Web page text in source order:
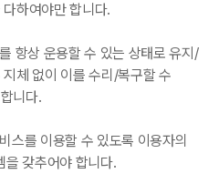
하여야만 합니다.
항상 운용할 수 있는 상태로 유지/
체 없이 이를 수리/복구할 수
니다.
스를 이용할 수 있도록 이용자의
을 갖추어야 합니다.